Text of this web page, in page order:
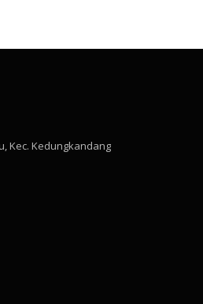
Kec. Kedungkandang